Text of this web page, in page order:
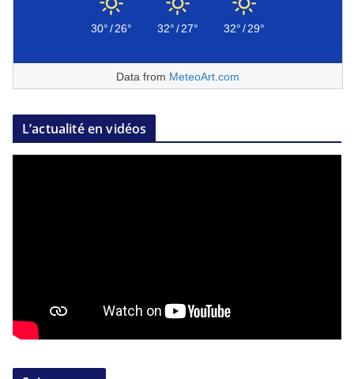
30°/26° 32°/27° 32°/29°
Data from MeteoArt.com
L’actualité en vidéos